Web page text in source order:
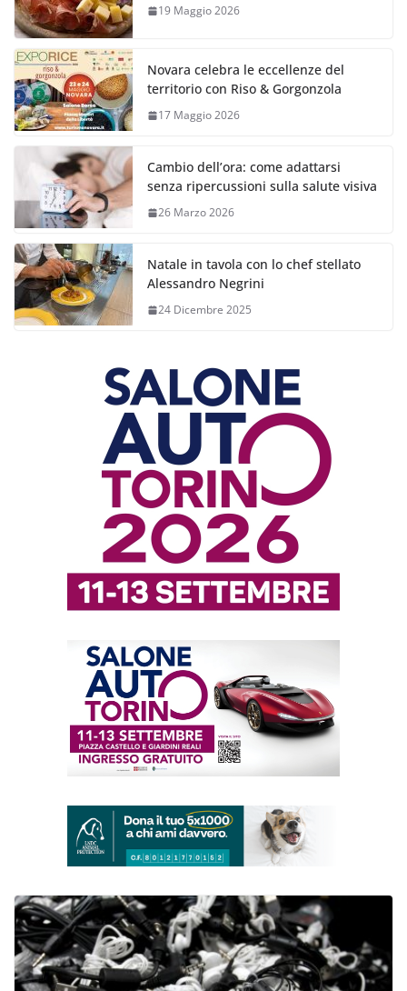
19 Maggio 2026
Novara celebra le eccellenze del
territorio con Riso & Gorgonzola
17 Maggio 2026
Cambio dell’ora: come adattarsi
senza ripercussioni sulla salute visiva
26 Marzo 2026
Natale in tavola con lo chef stellato
Alessandro Negrini
24 Dicembre 2025